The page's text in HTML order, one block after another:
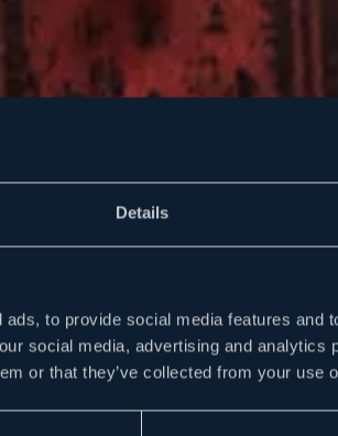
Details
to provide social media features and
social media, advertising and analytics
or that they’ve collected from your use